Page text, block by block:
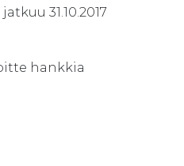
31.10.2017
hankkia